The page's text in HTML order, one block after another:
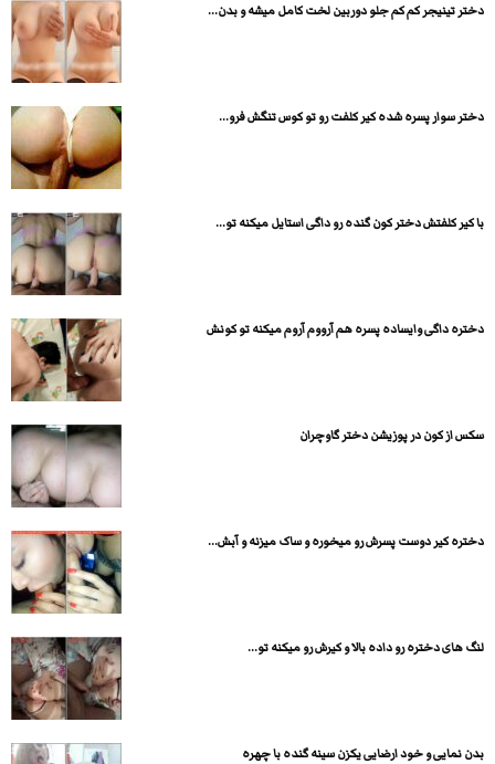
دختر تینیجر کم کم جلو دوربین لخت کامل میشه و بدن...
دختر سوار پسره شده کیر کلفت رو تو کوس تنگش فرو...
با کیر کلفتش دختر کون گنده رو داگی استایل میکنه تو...
دختره داگی وایساده پسره هم آرووم آروم میکنه تو کونش
سکس از کون در پوزیشن دختر گاوچران
دختره کیر دوست پسرش رو میخوره و ساک میزنه و آبش...
لنگ های دختره رو داده بالا و کیرش رو میکنه تو...
بدن نمایی و خود ارضایی یکزن سینه گنده با چهره